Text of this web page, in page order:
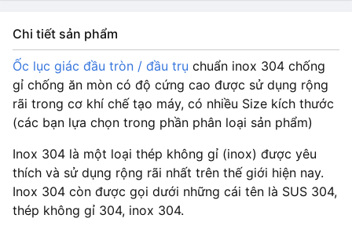
Chi tiết sản phẩm
Ốc lục giác đầu tròn / đầu trụ chuẩn inox 304 chống
gỉ chống ăn mòn có độ cứng cao được sử dụng rộng
rãi trong cơ khí chế tạo máy, có nhiều Size kích thước
(các bạn lựa chọn trong phần phân loại sản phẩm)
Inox 304 là một loại thép không gỉ (inox) được yêu
thích và sử dụng rộng rãi nhất trên thế giới hiện nay.
Inox 304 còn được gọi dưới những cái tên là SUS 304,
thép không gỉ 304, inox 304.